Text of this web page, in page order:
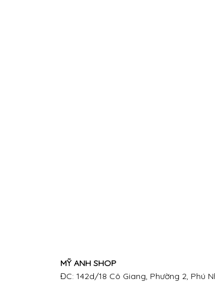
ĐC: 142d/18 Cô Giang, Phường 2,